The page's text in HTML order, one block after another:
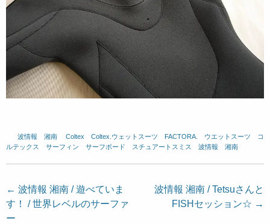
波情報 湘南 Coltex Coltex.ウェットスーツ FACTORA. ウエットスーツ
コ
ルテックス
サーフィン サーフボード スチュアートスミス 波情報 湘南
投
稿
← 波情報 湘南 / 遊べていま
す！ / 世界レベルのサーファ
ー
波情報 湘南 / Tetsuさんと
FISHセッション☆ →